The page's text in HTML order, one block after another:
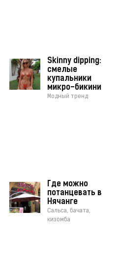
Skinny dipping:
смелые
купальники
микро-бикини
Модный тренд
Где можно
потанцевать в
Нячанге
Сальса, бачата,
кизомба